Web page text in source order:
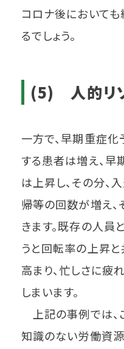
コロナ後において
るでしょう。
(5) 人的リ
一方で、早期重症化
する患者は増え、
は上昇し、その分、
帰等の回数が増え
きます。既存の人員
うと回転率の上昇
高まり、忙しさに疲
しまいます。
上記の事例では、
知識のない労働資